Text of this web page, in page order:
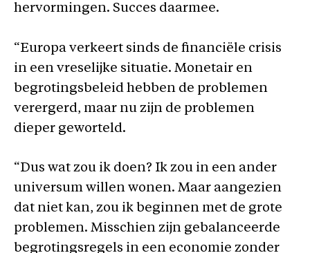
hervormingen. Succes daarmee.
“Europa verkeert sinds de financiële crisis
in een vreselijke situatie. Monetair en
begrotingsbeleid hebben de problemen
verergerd, maar nu zijn de problemen
dieper geworteld.
“Dus wat zou ik doen? Ik zou in een ander
universum willen wonen. Maar aangezien
dat niet kan, zou ik beginnen met de grote
problemen. Misschien zijn gebalanceerde
begrotingsregels in een economie zonder